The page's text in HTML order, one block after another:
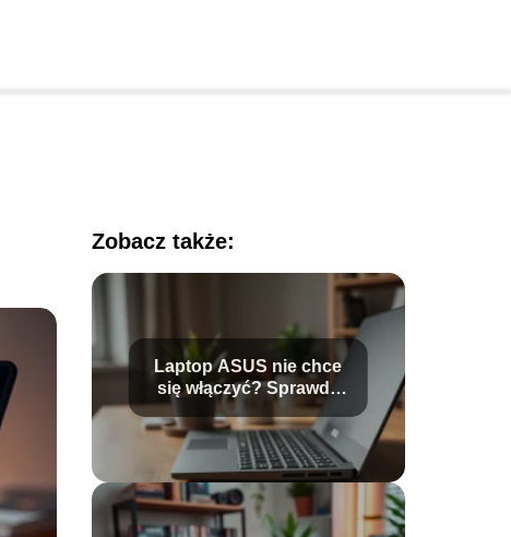
Zobacz także:
Laptop ASUS nie chce
się włączyć? Sprawdź
możliwe przyczyny!